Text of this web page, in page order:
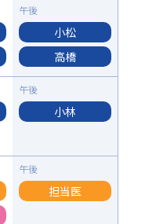
小松
高橋
小林
担当医